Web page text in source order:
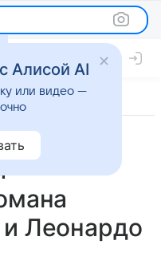
Леонардо
Алисой AI
или видео —